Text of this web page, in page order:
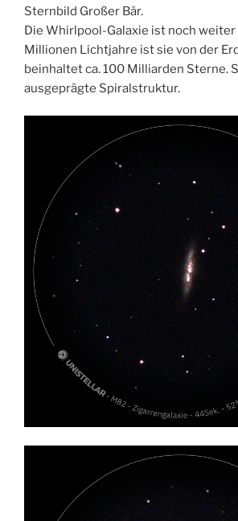
Sternbild Großer Bär.
Die Whirlpool-Galaxie ist noch weiter
Millionen Lichtjahre ist sie von der
beinhaltet ca. 100 Milliarden Sterne.
ausgeprägte Spiralstruktur.